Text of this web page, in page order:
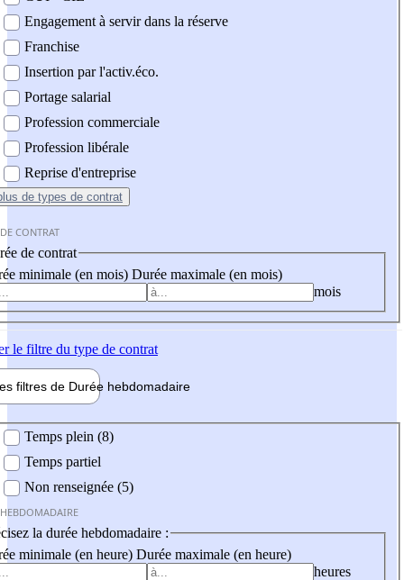
Engagement à servir dans la réserve
Franchise
Insertion par l'activ.éco.
Portage salarial
Profession commerciale
Profession libérale
Reprise d'entreprise
de types de contrat
CONTRAT
de contrat
minimale (en mois) Durée maximale (en mois)
mois
le filtre du type de contrat
filtres de Durée hebdomadaire
Temps plein (8)
Temps partiel
Non renseignée (5)
la durée hebdomadaire :
minimale (en heure) Durée maximale (en heure)
heures